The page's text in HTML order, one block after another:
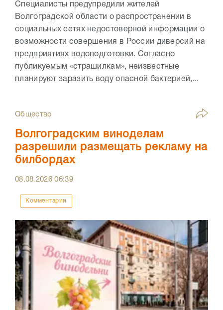
Специалисты предупредили жителей
Волгоградской области о распространении в
социальных сетях недостоверной информации о
возможности совершения в России диверсий на
предприятиях водоподготовки. Согласно
публикуемым «страшилкам», неизвестные
планируют заразить воду опасной бактерией,...
Общество
Волгоградским виноделам
разрешили размещать рекламу на
билбордах
08.08.202606:39
Комментарии